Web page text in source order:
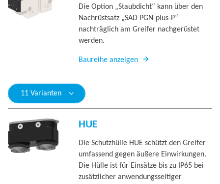
Die Option „Staubdicht“ kann über den
Nachrüstsatz „SAD PGN-plus-P“
nachträglich am Greifer nachgerüstet
werden.
Baureihe anzeigen
11 Varianten
HUE
Die Schutzhülle HUE schützt den Greifer
umfassend gegen äußere Einwirkungen.
Die Hülle ist für Einsätze bis zu IP65 bei
zusätzlicher anwendungsseitiger